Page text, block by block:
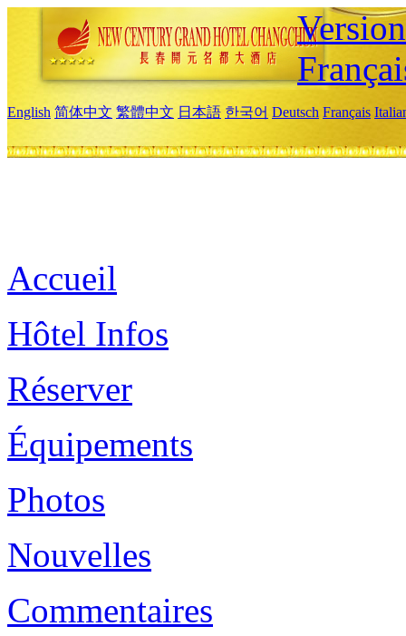
English 简体中文 繁體中文 日本語 한국어 Deutsch Français
Accueil
Hôtel Infos
Réserver
Équipements
Photos
Nouvelles
Commentaires